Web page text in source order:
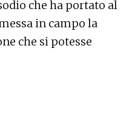
che ha portato al
in campo la
che si potesse